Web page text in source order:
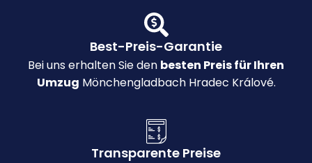
Best-Preis-Garantie
Bei uns erhalten Sie den besten Preis für Ihren
Umzug Mönchengladbach Hradec Králové.
Transparente Preise